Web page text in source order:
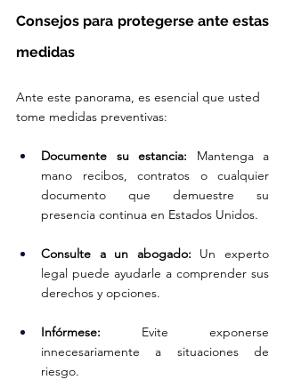
Consejos para protegerse ante estas
medidas
Ante este panorama, es esencial que usted
tome medidas preventivas:
Documente su estancia: Mantenga a
mano recibos, contratos o cualquier
documento que demuestre su
presencia continua en Estados Unidos.
Consulte a un abogado: Un experto
legal puede ayudarle a comprender sus
derechos y opciones.
Infórmese: Evite exponerse
innecesariamente a situaciones de
riesgo.